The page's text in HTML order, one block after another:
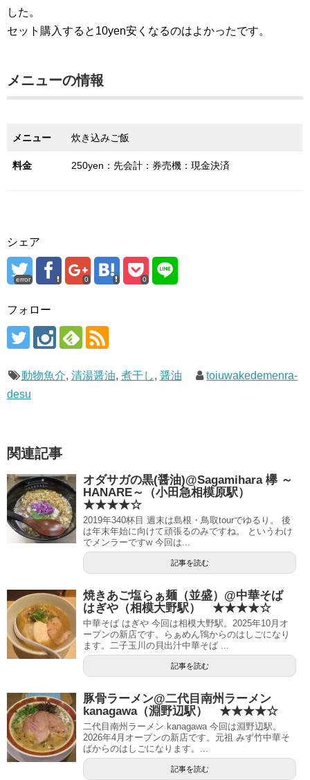
した。
セット購入すると10yen安くなるのはよかったです。
メニューの情報
メニュー 炊き込みご飯
料金 250yen：先会計：券売機：現金決済
シェア
error 0 0
フォロー
動物魚介, 清湯醤油, 煮干し, 醤油
toiuwakedemenra-
desu
関連記事
オダサガの黒(醤油)@Sagamihara 欅 ～
HANARE～（小田急相模原駅）
★★★★☆
2019年340杯目 週末は島根・鳥取tourでゆるり。 後
は年末年始に向けて頑張るのみですね。 というわけ
でメンラーですw 今回は...
記事を読む
焼きあご塩らぁ麺（並盛）@中華そば
はぎや（相模大野駅） ★★★★☆
中華そば はぎや 今回は相模大野駅。2025年10月オ
ープンの新店です。らぁめん鴇からのはしごになり
ます。二子玉川の貝出汁中華そば ...
記事を読む
豚骨ラーメン@二代目南州ラーメン
kanagawa（淵野辺駅） ★★★★☆
二代目南州ラーメン kanagawa 今回は淵野辺駅。
2026年4月オープンの新店です。元祖 みず竹中華そ
ばからのはしごになります。...
記事を読む